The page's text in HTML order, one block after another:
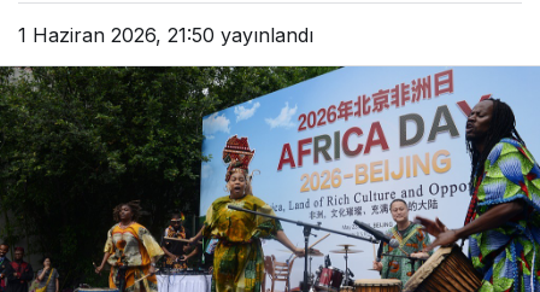
1 Haziran 2026, 21:50 yayınlandı